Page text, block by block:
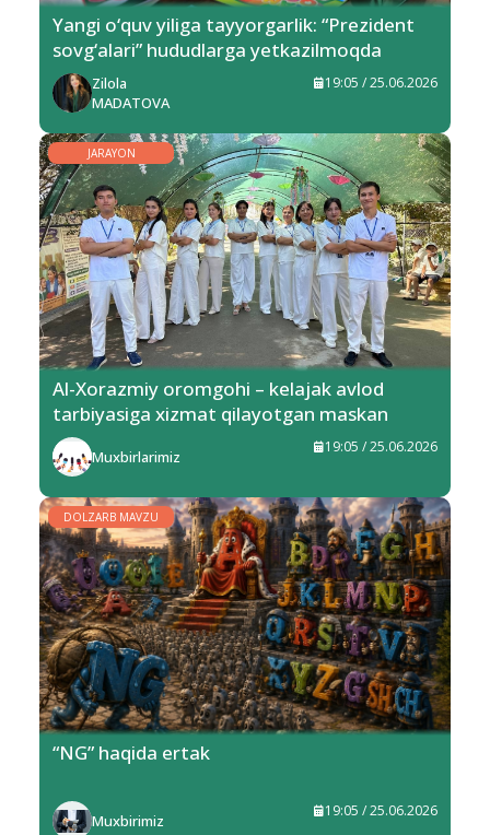
Yangi o‘quv yiliga tayyorgarlik: “Prezident
sovg‘alari” hududlarga yetkazilmoqda
Zilola
MADATOVA
19:05 / 25.06.2026
JARAYON
Al-Xorazmiy oromgohi – kelajak avlod
tarbiyasiga xizmat qilayotgan maskan
Muxbirlarimiz
19:05 / 25.06.2026
DOLZARB MAVZU
“NG” haqida ertak
Muxbirimiz
19:05 / 25.06.2026